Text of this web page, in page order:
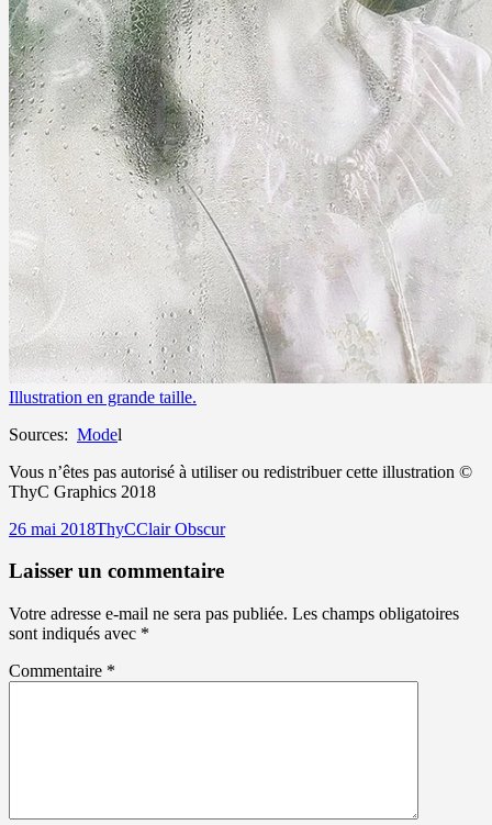
Illustration en grande taille.
Sources: Model
Vous n’êtes pas autorisé à utiliser ou redistribuer cette illustration ©
ThyC Graphics 2018
Publié
26 mai 2018Auteur
ThyCCatégories
Clair Obscur
Laisser un commentaire
Votre adresse e-mail ne sera pas publiée. Les champs obligatoires
sont indiqués avec *
Commentaire *